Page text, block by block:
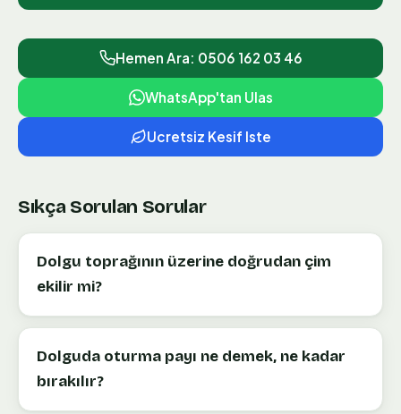
Hemen Ara: 0506 162 03 46
WhatsApp'tan Ulas
Ucretsiz Kesif Iste
Sıkça Sorulan Sorular
Dolgu toprağının üzerine doğrudan çim
ekilir mi?
Dolguda oturma payı ne demek, ne kadar
bırakılır?